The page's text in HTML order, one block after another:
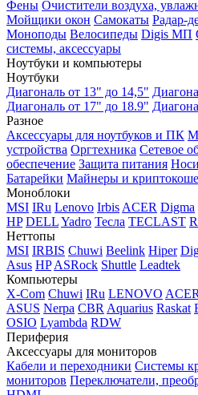
Фены Очистители воздуха,
Мойщики окон Самокаты Радар-
Моноподы Велосипеды Digis МП
системы, аксессуары
Ноутбуки и компьютеры
Ноутбуки
Диагональ от 13" до 14,5"
Диагональ от 17" до 18.9"
Разное
Аксессуары для ноутбуков и ПК
устройства Оргтехника Сетевое
обеспечение Защита питания
Батарейки Майнеры и
Моноблоки
MSI IRu Lenovo Irbis ACER Digma
HP DELLYadro Тесла TECLAST
Неттопы
MSI IRBIS Chuwi Beelink Hiper
Asus HP ASRock Shuttle Leadtek
Компьютеры
X-Com Chuwi IRu LENOVO ACER
ASUS Nerpa CBR Aquarius Raskat
OSIO Lyambda RDW
Периферия
Аксессуары для мониторов
Кабели и переходники Системы
мониторов Переключатели,